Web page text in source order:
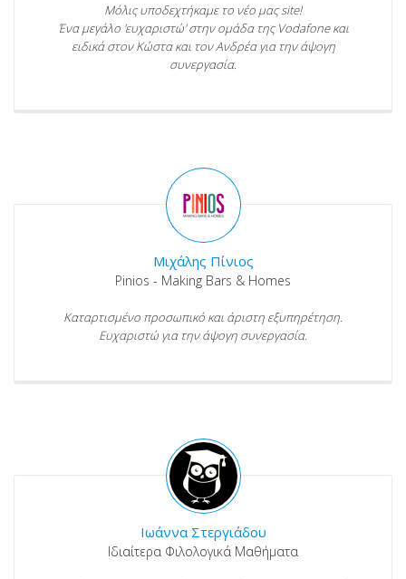
Μόλις υποδεχτήκαμε το νέο μας site!
Ένα μεγάλο 'ευχαριστώ' στην ομάδα της Vodafone και
ειδικά στον Κώστα και τον Ανδρέα για την άψογη
συνεργασία.
Μιχάλης Πίνιος
Pinios - Making Bars & Homes
Καταρτισμένο προσωπικό και άριστη εξυπηρέτηση.
Ευχαριστώ για την άψογη συνεργασία.
Ιωάννα Στεργιάδου
Ιδιαίτερα Φιλολογικά Μαθήματα